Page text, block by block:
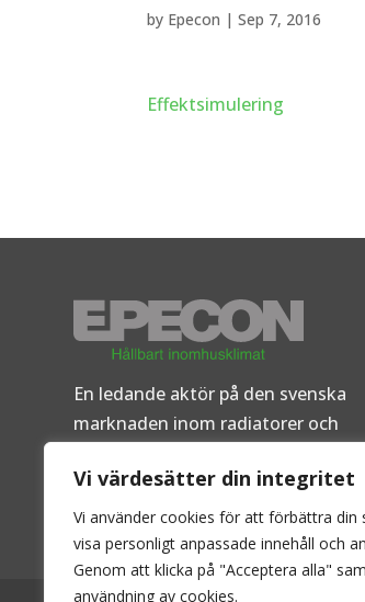
Vi värdesätter din integritet
Vi använder cookies för att förbättra din
visa personligt anpassade innehåll och
Genom att klicka på "Acceptera alla"
användning av cookies.
by Epecon |Sep 7, 2016
Effektsimulering
En ledande aktör på den svenska
marknaden inom radiatorer och